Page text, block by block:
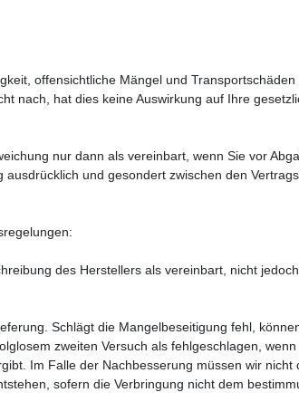
offensichtliche Mängel und
nach, hat dies keine Auswirkung auf Ihre
nur dann als vereinbart, wenn Sie vor
und gesondert zwischen den
des Herstellers als vereinbart, nicht
Schlägt die Mangelbeseitigung fehl,
zweiten Versuch als fehlgeschlagen,
Im Falle der Nachbesserung müssen wir nicht
sofern die Verbringung nicht dem